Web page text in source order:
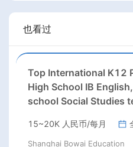
也看过
Top International K12
High School IB
school Social Studies
15~20K 人民币/每月
Shanghai Bowai Education